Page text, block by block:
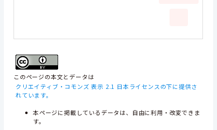
このページの本文とデータは
クリエイティブ・コモンズ 表示 2.1 日本ライセンスの下に提供さ
れています。
本ページに掲載しているデータは、自由に利用・改変できま
す。